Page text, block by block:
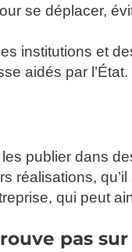
se déplacer,
institutions et
aidés par l’État.
publier dans
qui peut
pas